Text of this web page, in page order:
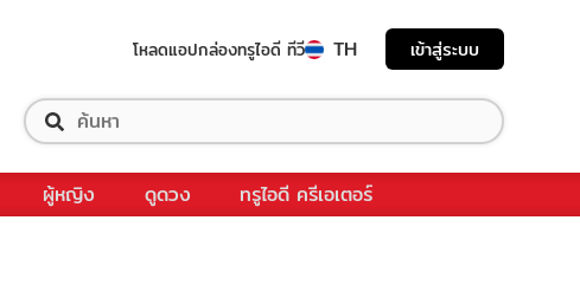
โหลดแอปกล่องทรูไอดี ทีวี TH เข้าสู่ระบบ
ผู้หญิง ดูดวง ทรูไอดี ครีเอเตอร์